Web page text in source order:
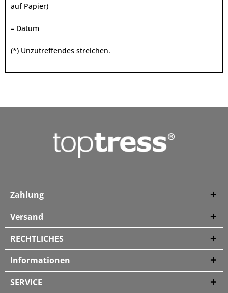
auf Papier)
– Datum
(*) Unzutreffendes streichen.
Zahlung
Versand
RECHTLICHES
Informationen
SERVICE